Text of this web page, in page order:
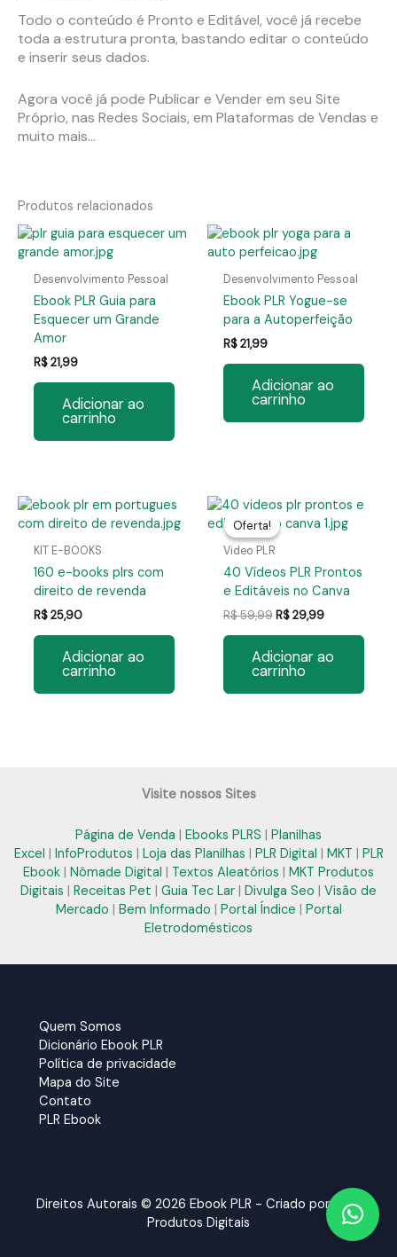
Todo o conteúdo é Pronto e Editável, você já recebe
toda a estrutura pronta, bastando editar o conteúdo
e inserir seus dados.
Agora você já pode Publicar e Vender em seu Site
Próprio, nas Redes Sociais, em Plataformas de Vendas e
muito mais…
Produtos relacionados
Desenvolvimento Pessoal
Ebook PLR Guia para
Esquecer um Grande
Amor
R$21,99
Adicionar ao
carrinho
Desenvolvimento Pessoal
Ebook PLR Yogue-se
para a Autoperfeição
R$21,99
Adicionar ao
carrinho
KIT E-BOOKS
160 e-books plrs com
direito de revenda
R$25,90
Adicionar ao
carrinho
Oferta!
Oferta!
Video PLR
40 Vídeos PLR Prontos
e Editáveis no Canva
R$59,99 O
era:
R$ 59,99.
R$29,99O
é:
Adicionar ao
carrinho
Visite nossos Sites
Página de Venda | Ebooks PLRS | Planilhas
Excel | InfoProdutos | Loja das Planilhas | PLR Digital | MKT | PLR
Ebook | Nômade Digital | Textos Aleatórios | MKT Produtos
Digitais | Receitas Pet | Guia Tec Lar | Divulga Seo | Visão de
Mercado | Bem Informado | Portal Índice | Portal
Eletrodomésticos
Quem Somos
Dicionário Ebook PLR
Política de privacidade
Mapa do Site
Contato
PLR Ebook
Direitos Autorais © 2026 Ebook PLR - Criado por:
MKT
Produtos Digitais